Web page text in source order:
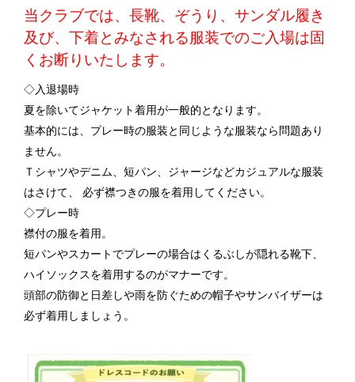
当クラブでは、長靴、ぞうり、サンダル履き
及び、下着とみなされる服装でのご入場は固
くお断りいたします。
◇入退場時
夏を除いてジャケット着用が一般的となります。
基本的には、プレー時の服装と同じような服装なら問題あり
ません。
Ｔシャツやデニム、短パン、ジャージなどカジュアルな服装
はさけて、 必ず襟つきの服を着用してください。
◇プレー時
襟付の服を着用。
短パンやスカートでプレーの場合はくるぶしが隠れる靴下、
ハイソックスを着用するのがマナーです。
頭部の防御と日差しや雨を防ぐための帽子やサンバイザーは
必ず着用しましょう。